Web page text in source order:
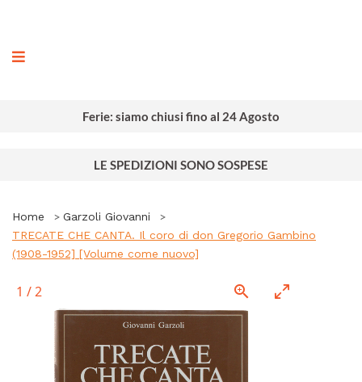
Ferie: siamo chiusi fino al 24 Agosto
LE SPEDIZIONI SONO SOSPESE
Home
Garzoli Giovanni
TRECATE CHE CANTA. Il coro di don Gregorio Gambino
(1908-1952] [Volume come nuovo]
1 /2